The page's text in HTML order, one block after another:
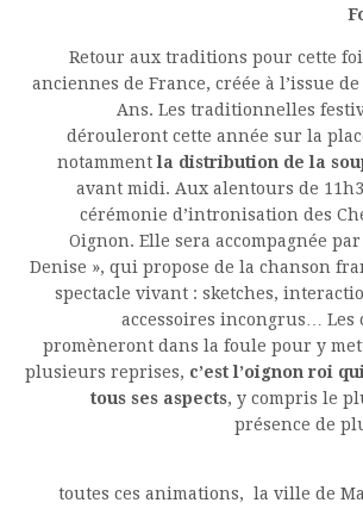
Retour aux traditions pour cette
anciennes de France, créée à l’issue
Ans. Les traditionnelles
dérouleront cette année sur la
notammentla distribution de la
avant midi. Aux alentours de
cérémonie d’intronisation des
Oignon. Elle sera accompagnée
Denise », qui propose de la chanson
spectacle vivant : sketches,
accessoires incongrus… Les
promèneront dans la foule pour y
plusieurs reprises, c’est l’oignon roi
tous ses aspects, y compris le
présence de
toutes ces animations, la ville de